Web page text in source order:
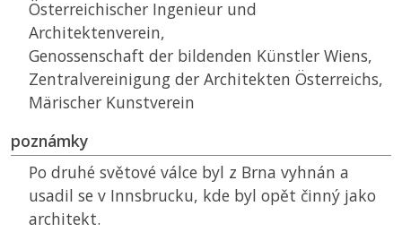
Österreichischer Ingenieur und
Architektenverein,
Genossenschaft der bildenden Künstler Wiens,
Zentralvereinigung der Architekten Österreichs,
Märischer Kunstverein
poznámky
Po druhé světové válce byl z Brna vyhnán a
usadil se v Innsbrucku, kde byl opět činný jako
architekt.